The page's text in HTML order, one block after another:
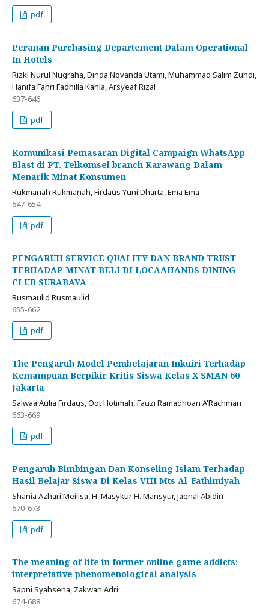
pdf
Peranan Purchasing Departement Dalam Operational
In Hotels
Rizki Nurul Nugraha, Dinda Novanda Utami, Muhammad Salim Zuhdi,
Hanifa Fahri Fadhilla Kahla, Arsyeaf Rizal
637-646
pdf
Komunikasi Pemasaran Digital Campaign WhatsApp
Blast di PT. Telkomsel branch Karawang Dalam
Menarik Minat Konsumen
Rukmanah Rukmanah, Firdaus Yuni Dharta, Ema Ema
647-654
pdf
PENGARUH SERVICE QUALITY DAN BRAND TRUST
TERHADAP MINAT BELI DI LOCAAHANDS DINING
CLUB SURABAYA
Rusmaulid Rusmaulid
655-662
pdf
The Pengaruh Model Pembelajaran Inkuiri Terhadap
Kemampuan Berpikir Kritis Siswa Kelas X SMAN 60
Jakarta
Salwaa Aulia Firdaus, Oot Hotimah, Fauzi Ramadhoan A'Rachman
663-669
pdf
Pengaruh Bimbingan Dan Konseling Islam Terhadap
Hasil Belajar Siswa Di Kelas VIII Mts Al-Fathimiyah
Shania Azhari Meilisa, H. Masykur H. Mansyur, Jaenal Abidin
670-673
pdf
The meaning of life in former online game addicts:
interpretative phenomenological analysis
Sapni Syahsena, Zakwan Adri
674-688